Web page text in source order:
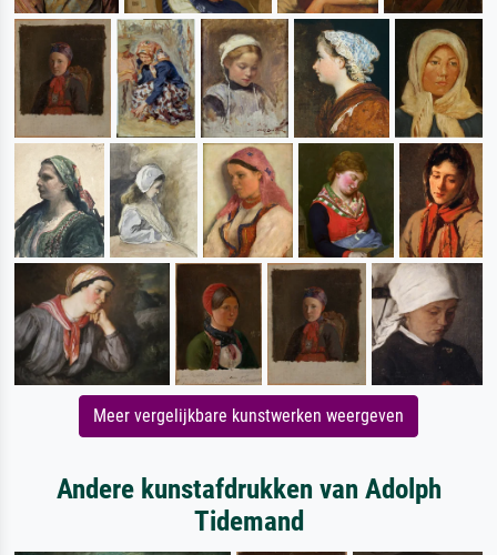
Meer vergelijkbare kunstwerken weergeven
Andere kunstafdrukken van Adolph
Tidemand